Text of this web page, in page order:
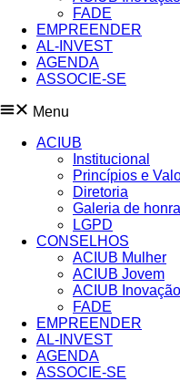
FADE
EMPREENDER
AL-INVEST
AGENDA
ASSOCIE-SE
Menu
ACIUB
Institucional
Princípios e
Diretoria
Galeria de honra
LGPD
CONSELHOS
ACIUB Mulher
ACIUB Jovem
ACIUB Inovação
FADE
EMPREENDER
AL-INVEST
AGENDA
ASSOCIE-SE